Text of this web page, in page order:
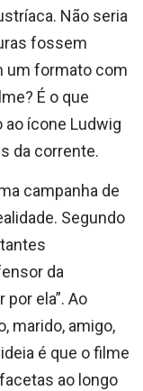
Não seria
fossem
um formato com
É o que
ícone Ludwig
da corrente.
campanha de
Segundo
da
por ela”. Ao
marido, amigo,
é que o filme
ao longo